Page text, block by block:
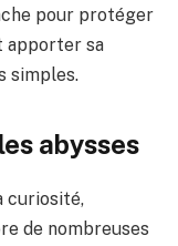
pour protéger
apporter sa
simples.
abysses
curiosité,
de nombreuses